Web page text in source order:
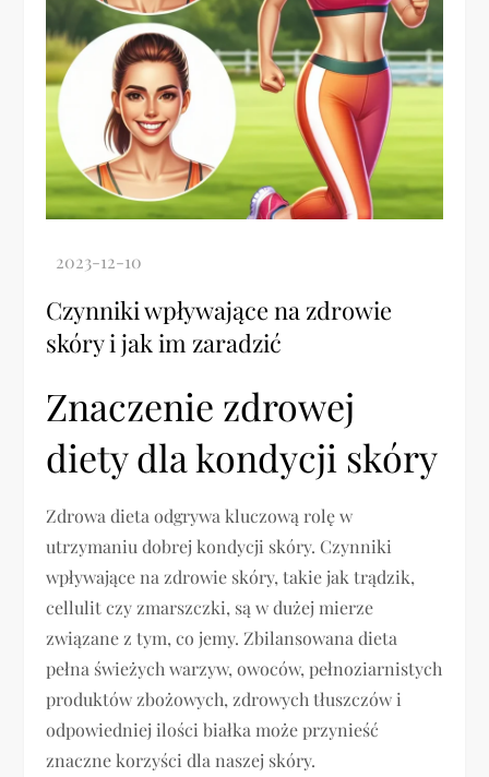
Czynniki wpływające na zdrowie
skóry i jak im zaradzić
Znaczenie zdrowej
diety dla kondycji skóry
Zdrowa dieta odgrywa kluczową rolę w
utrzymaniu dobrej kondycji skóry. Czynniki
wpływające na zdrowie skóry, takie jak trądzik,
cellulit czy zmarszczki, są w dużej mierze
związane z tym, co jemy. Zbilansowana dieta
pełna świeżych warzyw, owoców, pełnoziarnistych
produktów zbożowych, zdrowych tłuszczów i
odpowiedniej ilości białka może przynieść
znaczne korzyści dla naszej skóry.